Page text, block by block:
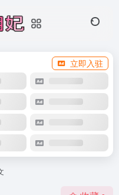
立即入驻